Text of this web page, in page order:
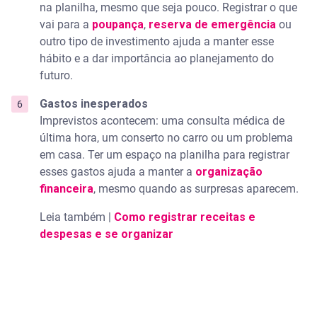
na planilha, mesmo que seja pouco. Registrar o que
vai para a poupança, reserva de emergência ou
outro tipo de investimento ajuda a manter esse
hábito e a dar importância ao planejamento do
futuro.
Gastos inesperados
Imprevistos acontecem: uma consulta médica de
última hora, um conserto no carro ou um problema
em casa. Ter um espaço na planilha para registrar
esses gastos ajuda a manter a organização
financeira, mesmo quando as surpresas aparecem.
Leia também | Como registrar receitas e
despesas e se organizar